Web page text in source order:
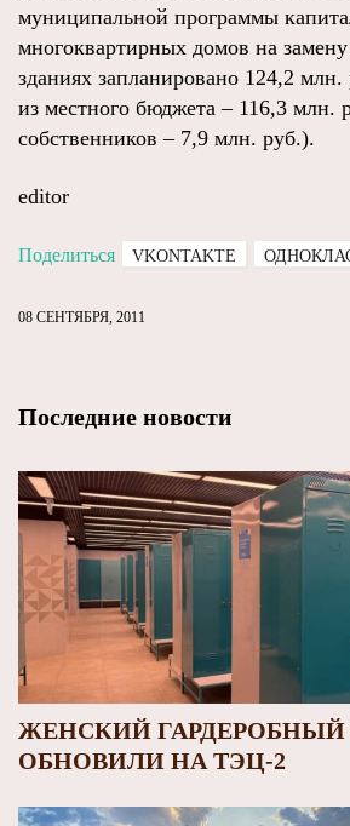
муниципальной программы
многоквартирных домов на
зданиях запланировано 124,2
из местного бюджета – 116,3 млн.
собственников – 7,9 млн. руб.).
editor
Поделиться VKONTAKTE
08 СЕНТЯБРЯ, 2011
Последние новости
ЖЕНСКИЙ ГАРДЕРОБНЫЙ
ОБНОВИЛИ НА ТЭЦ-2